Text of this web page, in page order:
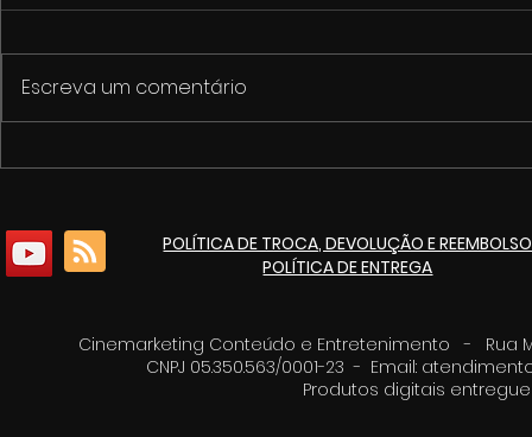
1º Fórum de Cultura e
Itaúna
de 125
Escreva um comentário
POLÍTICA DE TROCA, DEVOLUÇÃO E REEMBOLSO
POLÍTICA DE ENTREGA
Cinemarketing Conteúdo e Entretenimento - Rua
CNPJ 05.350.563/0001-23 - Email:
Produtos digitais